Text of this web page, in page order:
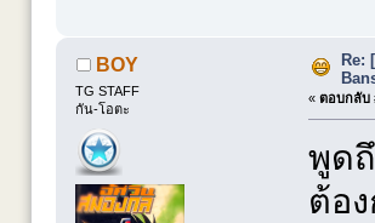
BOY
TG STAFF
กัน-โอตะ
Re:
« ตอบกลับ
พูด
ต้อ